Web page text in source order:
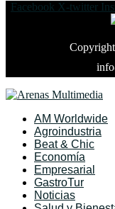
Facebook X-twitter
AM Worldwide
Agroindustria
Beat & Chic
Economía
Empresarial
GastroTur
Noticias